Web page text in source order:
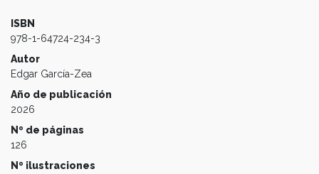
ISBN
978-1-64724-234-3
Autor
Edgar García-Zea
Año de publicación
2026
Nº de páginas
126
Nº ilustraciones